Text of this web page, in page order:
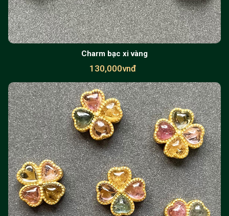
Charm bạc xi vàng
130,000vnđ